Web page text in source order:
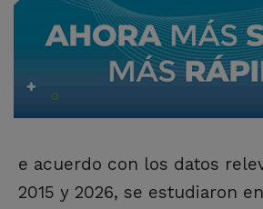
e acuerdo con los datos
2015 y 2026, se estudiaron